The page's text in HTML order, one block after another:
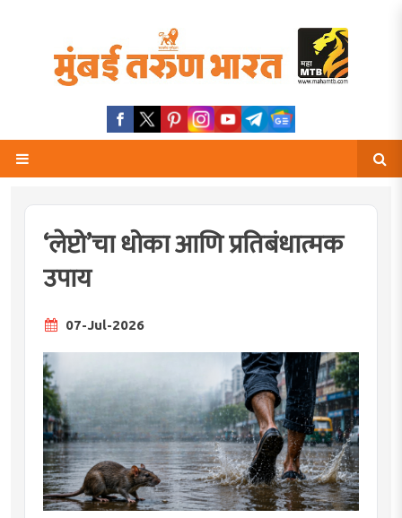
‘लेप्टो‌’चा धोका आणि प्रतिबंधात्मक
उपाय
07-Jul-2026